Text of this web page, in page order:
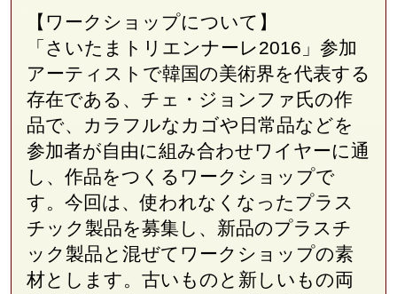
【ワークショップについて】
「さいたまトリエンナーレ2016」参加
アーティストで韓国の美術界を代表する
存在である、チェ・ジョンファ氏の作
品で、カラフルなカゴや日常品などを
参加者が自由に組み合わせワイヤーに通
し、作品をつくるワークショップで
す。今回は、使われなくなったプラス
チック製品を募集し、新品のプラスチ
ック製品と混ぜてワークショップの素
材とします。古いものと新しいもの両